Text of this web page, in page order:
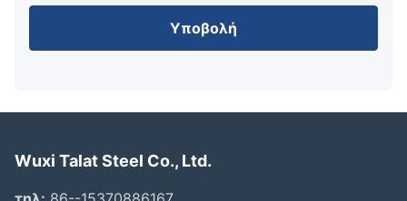
Υποβολή
Wuxi Talat Steel Co., Ltd.